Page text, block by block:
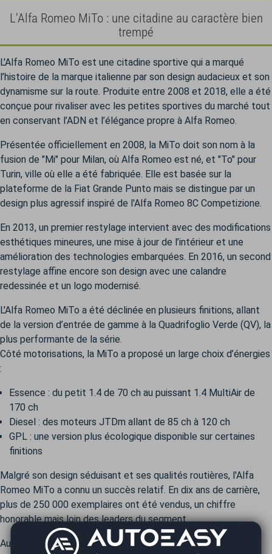
L'Alfa Romeo MiTo : une citadine au caractère bien
trempé
L'Alfa Romeo MiTo est une citadine sportive qui a marqué
l’histoire de la marque italienne par son design audacieux et son
dynamisme sur la route. Produite entre 2008 et 2018, elle a été
conçue pour rivaliser avec les petites sportives du marché tout
en conservant l’ADN et l’élégance propre à Alfa Romeo.
Présentée officiellement en 2008, la MiTo doit son nom à la
fusion de "Mi" pour Milan, où Alfa Romeo est né, et "To" pour
Turin, ville où elle a été fabriquée. Elle est basée sur la
plateforme de la Fiat Grande Punto mais se distingue par un
design plus agressif inspiré de l'Alfa Romeo 8C Competizione.
En 2013, un premier restylage intervient avec des modifications
esthétiques mineures, une mise à jour de l’intérieur et une
amélioration des technologies embarquées. En 2016, un second
restylage affine encore son design avec une calandre
redessinée et un logo modernisé.
L'Alfa Romeo MiTo a été déclinée en plusieurs finitions, allant
de la version d’entrée de gamme à la Quadrifoglio Verde (QV), la
plus performante de la série.
Côté motorisations, la MiTo a proposé un large choix d’énergies
:
Essence : du petit 1.4 de 70 ch au puissant 1.4 MultiAir de
170 ch
Diesel : des moteurs JTDm allant de 85 ch à 120 ch
GPL : une version plus écologique disponible sur certaines
finitions
Malgré son design séduisant et ses qualités routières, l'Alfa
Romeo MiTo a connu un succès relatif. En dix ans de carrière,
plus de 250 000 exemplaires ont été vendus, un chiffre
honorable mais loin des leaders du segment.
Aujourd’hui, elle reste une option appréciée sur le marché de